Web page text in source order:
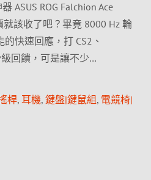
ASUS ROG Falchion Ace
該收了吧？畢竟 8000 Hz 輪
快速回應，打 CS2、
回饋，可是讓不少…
桿, 耳機, 鍵盤|鍵鼠組, 電競椅|